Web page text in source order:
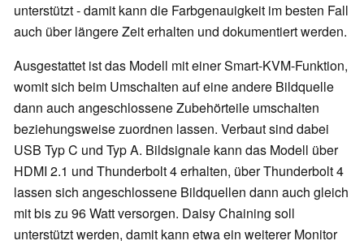
unterstützt - damit kann die Farbgenauigkeit im besten Fall
auch über längere Zeit erhalten und dokumentiert werden.
Ausgestattet ist das Modell mit einer Smart-KVM-Funktion,
womit sich beim Umschalten auf eine andere Bildquelle
dann auch angeschlossene Zubehörteile umschalten
beziehungsweise zuordnen lassen. Verbaut sind dabei
USB Typ C und Typ A. Bildsignale kann das Modell über
HDMI 2.1 und Thunderbolt 4 erhalten, über Thunderbolt 4
lassen sich angeschlossene Bildquellen dann auch gleich
mit bis zu 96 Watt versorgen. Daisy Chaining soll
unterstützt werden, damit kann etwa ein weiterer Monitor